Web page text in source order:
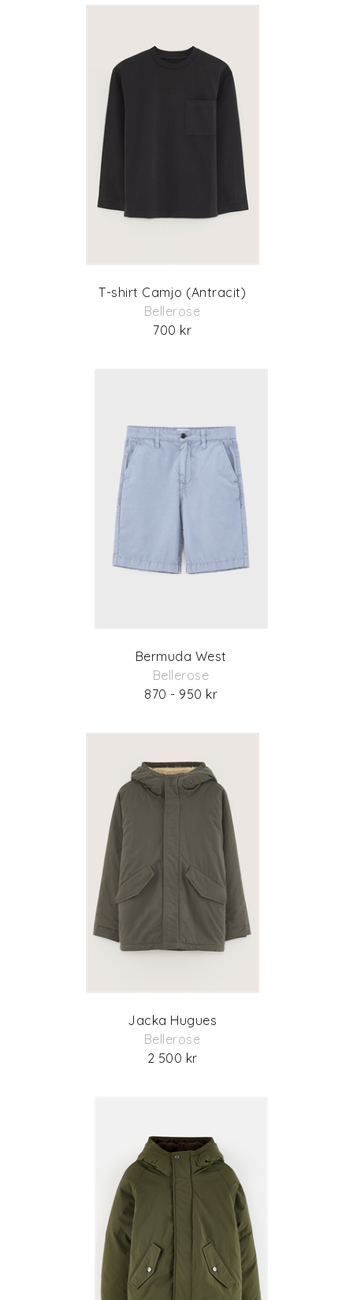
T-shirt Camjo (Antracit)
Bellerose
700 kr
Bermuda West
Bellerose
870 - 950 kr
Jacka Hugues
Bellerose
2 500 kr